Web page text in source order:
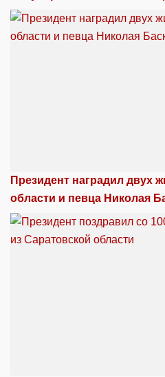
Президент наградил двух
области и певца Николая